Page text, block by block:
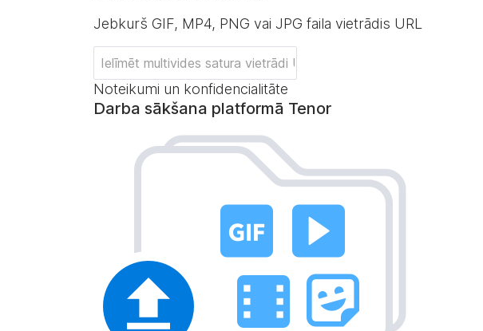
Jebkurš GIF, MP4, PNG vai JPG faila vietrādis URL
Noteikumi un konfidencialitāte
Darba sākšana platformā Tenor